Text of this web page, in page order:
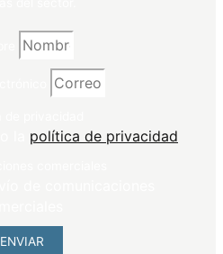
política de privacidad
ENVIAR